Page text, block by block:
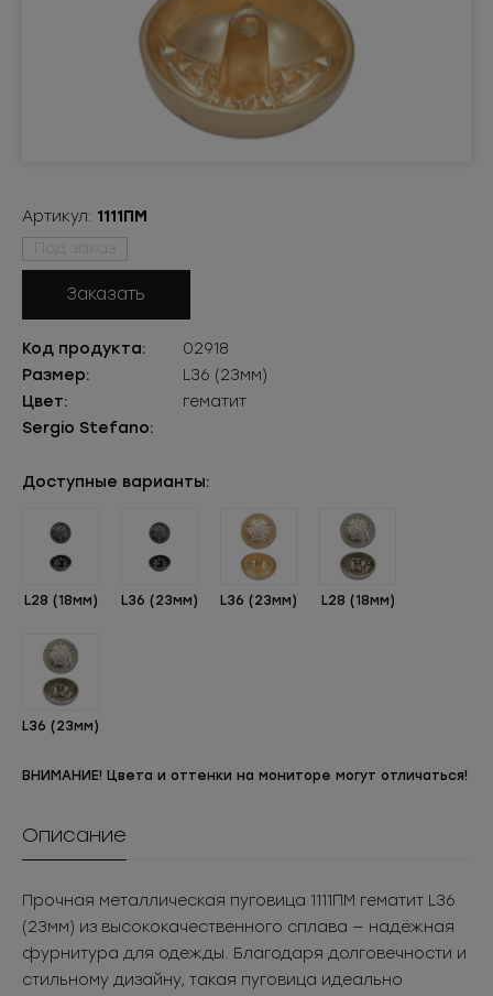
Артикул: 1111ПМ
Под заказ
Заказать
Код продукта:
02918
Размер:
L36 (23мм)
Цвет:
гематит
Sergio Stefano:
Доступные варианты:
L28 (18мм) L36 (23мм) L36 (23мм) L28 (18мм)
L36 (23мм)
ВНИМАНИЕ! Цвета и оттенки на мониторе могут отличаться!
Описание
Прочная металлическая пуговица 1111ПМ гематит L36
(23мм) из высококачественного сплава — надёжная
фурнитура для одежды. Благодаря долговечности и
стильному дизайну, такая пуговица идеально